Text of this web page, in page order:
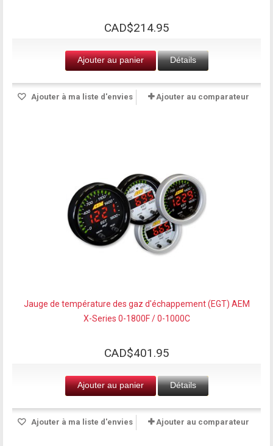
CAD$214.95
Ajouter au panier Détails
Ajouter à ma liste d'envies Ajouter au comparateur
Jauge de température des gaz d'échappement (EGT) AEM
X-Series 0-1800F / 0-1000C
CAD$401.95
Ajouter au panier Détails
Ajouter à ma liste d'envies Ajouter au comparateur